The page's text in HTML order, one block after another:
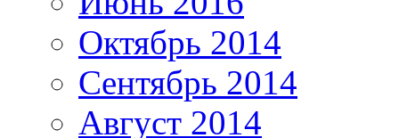
Октябрь 2014
Сентябрь 2014
Август 2014